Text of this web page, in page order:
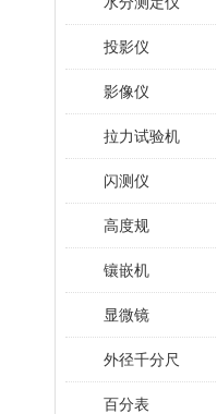
投影仪
影像仪
拉力试验机
闪测仪
高度规
镶嵌机
显微镜
外径千分尺
百分表